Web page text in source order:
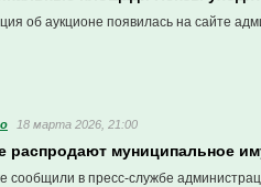
об аукционе появилась на сайте
18 марта 2026, 21:00
распродают муниципальное
сообщили в пресс-службе